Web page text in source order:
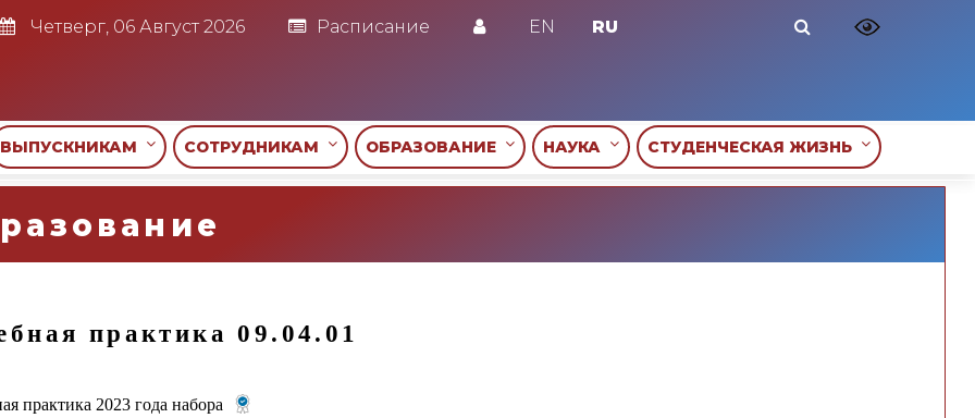
Четверг, 06 Август 2026 Расписание EN RU
ВЫПУСКНИКАМ СОТРУДНИКАМ ОБРАЗОВАНИЕ НАУКА СТУДЕНЧЕСКАЯ ЖИЗНЬ
практика 09.04.01
практика 2023 года набора